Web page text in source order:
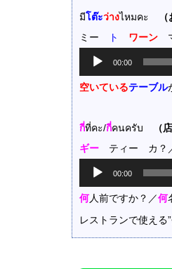
มีโต๊ะว่างไหมคะ
ミー
ト ワーン
プ
ヤ
00:00
空いているテーブル
กี่ที่คะ/กี่คนครับ
（
ギー ティー カ？
プ
ー
ヤ
00:00
何人前ですか？／何
レストランで使える